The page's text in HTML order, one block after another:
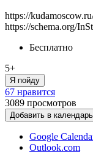
https://
https://schema.org/
Бесплатно
5+
Я пойду
67 нравится
3089 просмотров
Добавить в календарь
Google
Outlook.com